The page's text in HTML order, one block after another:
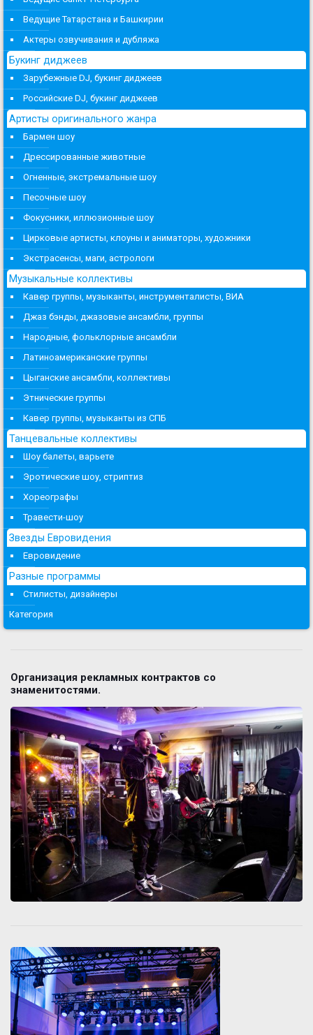
Ведущие Татарстана и Башкирии
Актеры озвучивания и дубляжа
Букинг диджеев
Зарубежные DJ, букинг диджеев
Российские DJ, букинг диджеев
Артисты оригинального жанра
Бармен шоу
Дрессированные животные
Огненные, экстремальные шоу
Песочные шоу
Фокусники, иллюзионные шоу
Цирковые артисты, клоуны и аниматоры, художники
Экстрасенсы, маги, астрологи
Музыкальные коллективы
Кавер группы, музыканты, инструменталисты, ВИА
Джаз бэнды, джазовые ансамбли, группы
Народные, фольклорные ансамбли
Латиноамериканские группы
Цыганские ансамбли, коллективы
Этнические группы
Кавер группы, музыканты из СПБ
Танцевальные коллективы
Шоу балеты, варьете
Эротические шоу, стриптиз
Хореографы
Травести-шоу
Звезды Евровидения
Евровидение
Разные программы
Стилисты, дизайнеры
Категория
Организация рекламных контрактов со
знаменитостями.